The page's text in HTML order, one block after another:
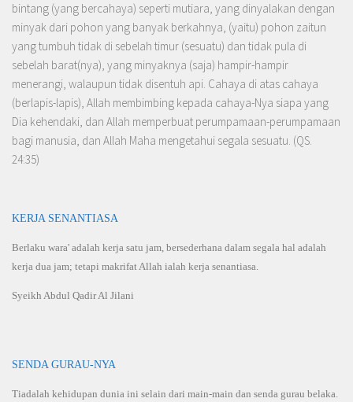
bintang (yang bercahaya) seperti mutiara, yang dinyalakan dengan
minyak dari pohon yang banyak berkahnya, (yaitu) pohon zaitun
yang tumbuh tidak di sebelah timur (sesuatu) dan tidak pula di
sebelah barat(nya), yang minyaknya (saja) hampir-hampir
menerangi, walaupun tidak disentuh api. Cahaya di atas cahaya
(berlapis-lapis), Allah membimbing kepada cahaya-Nya siapa yang
Dia kehendaki, dan Allah memperbuat per­umpamaan-perumpamaan
bagi manusia, dan Allah Maha mengetahui segala sesuatu. (QS.
24:35)
KERJA SENANTIASA
Berlaku wara' adalah kerja satu jam, bersederhana dalam segala hal adalah
kerja dua jam; tetapi makrifat Allah ialah kerja senantiasa.
Syeikh Abdul Qadir Al Jilani
SENDA GURAU-NYA
Tiadalah kehidupan dunia ini selain dari main-main dan senda gurau belaka.